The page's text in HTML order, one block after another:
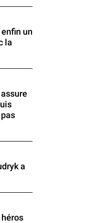
un
la
pas
a